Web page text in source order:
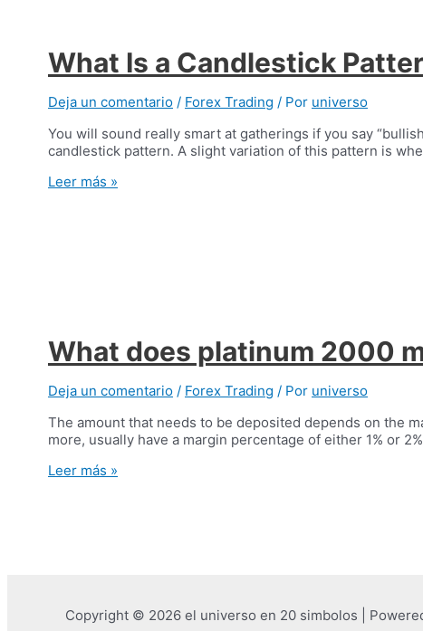
What Is a Candlestick
Deja un comentario / Forex Trading / Por universo
You will sound really smart at gatherings if you say
candlestick pattern. A slight variation of this pattern is
What
Leer más »
What does platinum 2000
Deja un comentario / Forex Trading / Por universo
The amount that needs to be deposited depends on the
more, usually have a margin percentage of either 1% or
What
Leer más »
Copyright © 2026 el universo en 20 simbolos |